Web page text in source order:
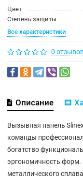
Цвет
Степень защиты
Все характеристики
0
Описание
Вызывная панель
команды
богатство
эргономичность форм.
металлического